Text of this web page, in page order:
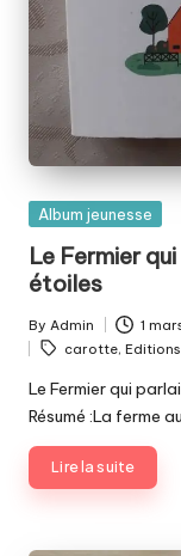
Posted
Album jeunesse
Le Fermier
étoiles
Posted
by
By Admin 1
Tags:
carotte,
Le Fermier qui
Résumé :La ferme
Lire la suite